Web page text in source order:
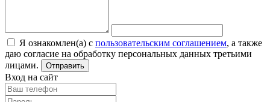
Я ознакомлен(а) с пользовательским соглашением, а также
даю согласие на обработку персональных данных третьими
лицами.
Отправить
Вход на сайт